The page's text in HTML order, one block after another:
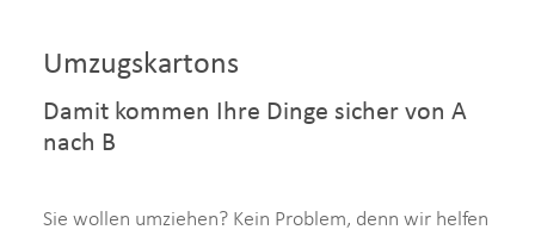
Umzugskartons
Damit kommen Ihre Dinge sicher von A
nach B
Sie wollen umziehen? Kein Problem, denn wir helfen